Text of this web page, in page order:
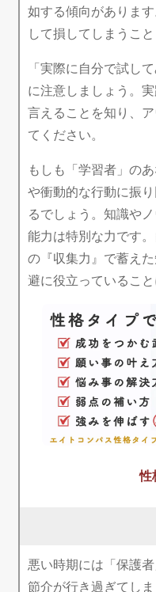
如する傾向がありま
して損してしまうこと
「実際に自分で試し
に注意しましょう。
言えることを知り、
てください。
もしも「学習者」の
や衝動的な行動に振
るでしょう。知識や
能力は特別な力です
の『収集力』で蓄え
避に役立っていること
性
悪い時期には「保護
節介が行き過ぎてしま